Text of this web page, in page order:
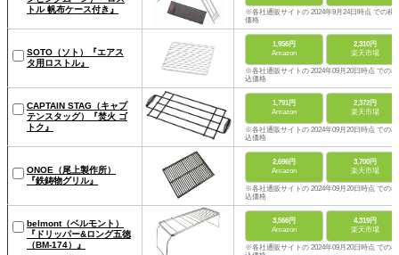
トル 帆布ケース付き』
※各社通販サイトの 2024年9月24日時点 での税
価格
SOTO（ソト）『エアス
タ用ロストル』
1,956円
Amazon
2,310円
楽天市場
※各社通販サイトの 2024年09月20日時点 での税
込価格
CAPTAIN STAG（キャプ
テンスタッグ）『焚火 ゴ
トク』
1,791円
Amazon
2,372円
楽天市場
※各社通販サイトの 2024年09月20日時点 での税
込価格
ONOE（尾上製作所）
『鉄鋳物グリル』
2,696円
Amazon
3,700円
楽天市場
※各社通販サイトの 2024年09月20日時点 での税
込価格
belmont（ベルモント）
『ドリッパー&ロング五徳
（BM-174）』
3,566円
Amazon
4,319円
楽天市場
※各社通販サイトの 2024年09月20日時点 での税